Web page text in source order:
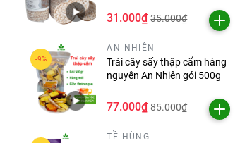
31.000₫ 35.000₫
AN NHIÊN
Trái cây sấy thập cẩm hàng
nguyên An Nhiên gói 500g
77.000₫ 85.000₫
TỀ HÙNG